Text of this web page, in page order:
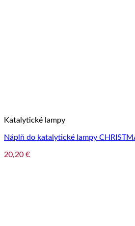
Katalytické lampy
Náplň do katalytické lampy
20,20 €